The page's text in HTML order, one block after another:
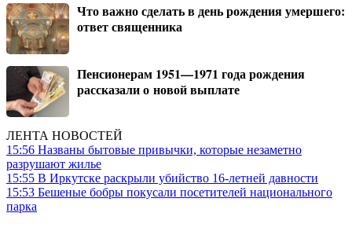
Что важно сделать в день рождения умершего:
ответ священника
Пенсионерам 1951—1971 года рождения
рассказали о новой выплате
ЛЕНТА НОВОСТЕЙ
15:56 Названы бытовые привычки, которые незаметно
разрушают жилье
15:55 В Иркутске раскрыли убийство 16-летней давности
15:53 Бешеные бобры покусали посетителей национального
парка